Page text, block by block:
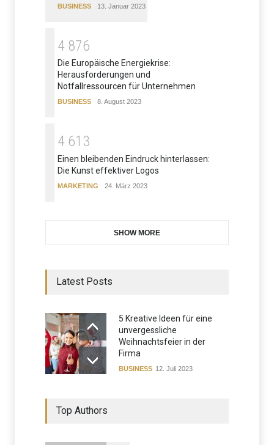
BUSINESS 13. Januar 2023
4 876
Die Europäische Energiekrise:
Herausforderungen und
Notfallressourcen für Unternehmen
BUSINESS 8. August 2023
4 61 3
Einen bleibenden Eindruck hinterlassen:
Die Kunst effektiver Logos
MARKETING 24. März 2023
SHOW MORE
Latest Posts
5 Kreative Ideen für eine
unvergessliche
Weihnachtsfeier in der
Firma
BUSINESS 12. Juli 2023
Top Authors